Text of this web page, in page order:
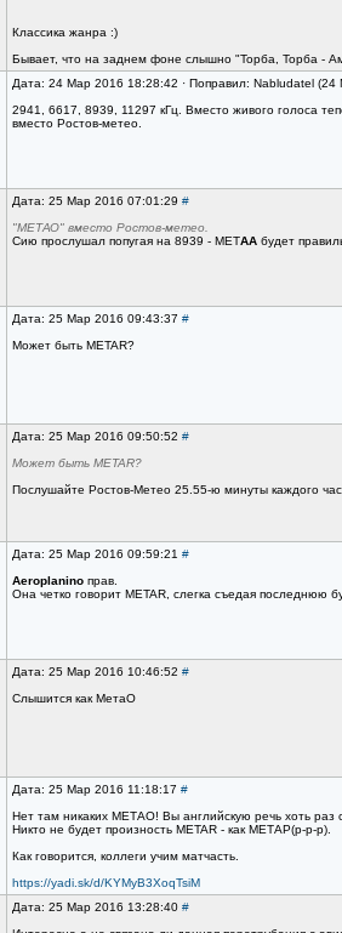
Классика жанра :)
Бывает, что на заднем фоне слышно "Торба, Торба -
Дата: 24 Мар 2016 18:28:42 · Поправил: Nabludatel
2941, 6617, 8939, 11297 кГц. Вместо живого голоса
вместо Ростов-метео.
Дата: 25 Мар 2016 07:01:29 #
"МЕТАО" вместо Ростов-метео.
Сию прослушал попугая на 8939 - МЕТАА будет
Дата: 25 Мар 2016 09:43:37 #
Может быть METAR?
Дата: 25 Мар 2016 09:50:52 #
Может быть METAR?
Послушайте Ростов-Метео 25.55-ю минуты каждого
Дата: 25 Мар 2016 09:59:21 #
Aeroplanino прав.
Она четко говорит METAR, слегка съедая последнюю
Дата: 25 Мар 2016 10:46:52 #
Слышится как МетаО
Дата: 25 Мар 2016 11:18:17 #
Нет там никаких МЕТАО! Вы английскую речь хоть раз
Никто не будет произность METAR - как МЕТАР(р-р-р).
Как говорится, коллеги учим матчасть.
https://yadi.sk/d/KYMyB3XoqTsiM
Дата: 25 Мар 2016 13:28:40 #